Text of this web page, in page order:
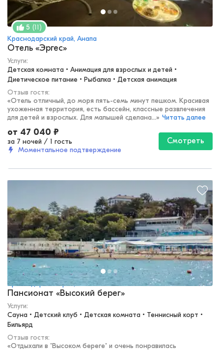
5 (11)
Краснодарский край, Анапа
Отель «Эргес»
Услуги:
Детская комната • Анимация для взрослых и детей •
Диетическое питание • Рыбалка • Детская анимация
Отзыв гостя:
«Отель отличный, до моря пять-семь минут пешком. Красивая
ухоженная территория, есть бассейн, классные развлечения
для детей и взрослых. Для малышей сделана...» Читать далее
от 47 040 ₽
за 7 ночей / 1 гость
Моментальное подтверждение
Смотреть
Краснодарский край, Анапа
Пансионат «Высокий берег»
Услуги:
Сауна • Детский клуб • Детская комната • Теннисный корт •
Бильярд
Отзыв гостя:
«Отдыхали в "Высоком береге" и очень понравилась